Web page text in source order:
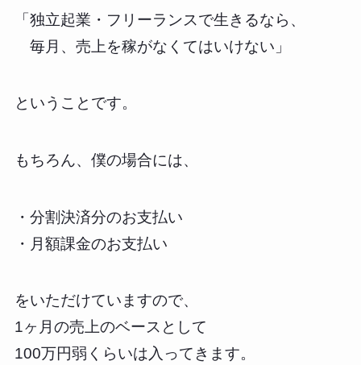
「独立起業・フリーランスで生きるなら、
毎月、売上を稼がなくてはいけない」
ということです。
もちろん、僕の場合には、
・分割決済分のお支払い
・月額課金のお支払い
をいただけていますので、
1ヶ月の売上のベースとして
100万円弱くらいは入ってきます。